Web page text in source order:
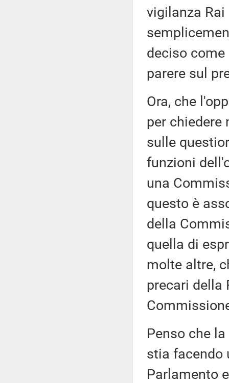
vigilanza
deciso
parere sul
Ora, che
per chiedere
sulle
funzioni
una
questo è
della
quella di
molte altre,
precari della
Penso che
stia facendo
Parlamento